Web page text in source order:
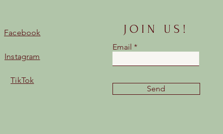
Facebook
Instagram
TikTok
JOIN US!
Email
Send